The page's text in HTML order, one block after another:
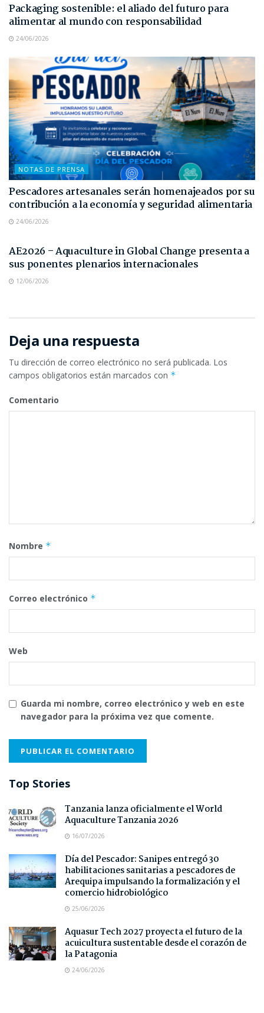
Packaging sostenible: el aliado del futuro para
alimentar al mundo con responsabilidad
24/06/2026
NOTAS DE PRENSA
Pescadores artesanales serán homenajeados por su
contribución a la economía y seguridad alimentaria
24/06/2026
AE2026 – Aquaculture in Global Change presenta a
sus ponentes plenarios internacionales
12/06/2026
Deja una respuesta
Tu dirección de correo electrónico no será publicada. Los
campos obligatorios están marcados con *
Comentario
Nombre *
Correo electrónico *
Web
Guarda mi nombre, correo electrónico y web en este
navegador para la próxima vez que comente.
Top Stories
Tanzania lanza oficialmente el World
Aquaculture Tanzania 2026
16/07/2026
Día del Pescador: Sanipes entregó 30
habilitaciones sanitarias a pescadores de
Arequipa impulsando la formalización y el
comercio hidrobiológico
25/06/2026
Aquasur Tech 2027 proyecta el futuro de la
acuicultura sustentable desde el corazón de
la Patagonia
24/06/2026